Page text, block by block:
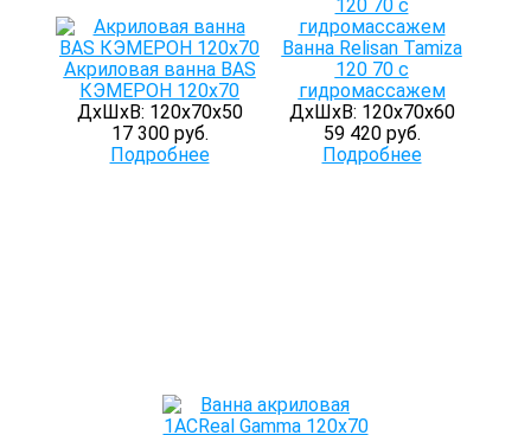
Акриловая ванна BAS
КЭМЕРОН 120х70
ДхШхВ: 120х70х50
17 300 руб.
Подробнее
Ванна Relisan Tamiza
120 70 с
гидромассажем
ДхШхВ: 120х70х60
59 420 руб.
Подробнее